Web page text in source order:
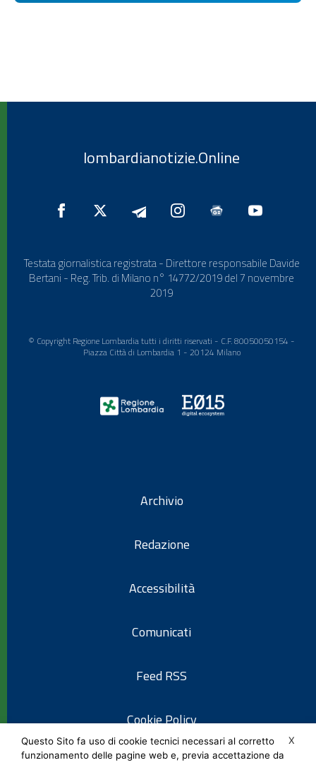
lombardianotizie.Online
Testata giornalistica registrata - Direttore responsabile Davide
Bertani - Reg. Trib. di Milano n° 14772/2019 del 7 novembre
2019
© Copyright Regione Lombardia tutti i diritti riservati - C.F. 80050050154 -
Piazza Città di Lombardia 1 - 20124 Milano
Archivio
Redazione
Accessibilità
Comunicati
Feed RSS
Cookie Policy
X
Questo Sito fa uso di cookie tecnici necessari al corretto
funzionamento delle pagine web e, previa accettazione da